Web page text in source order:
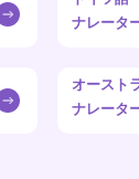
ナレータ
オースト
ナレータ